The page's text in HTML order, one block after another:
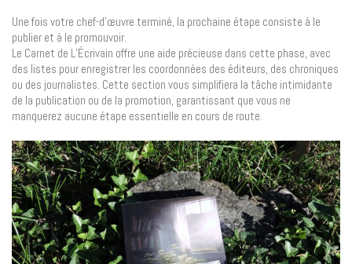
Une fois votre chef-d’œuvre terminé, la prochaine étape consiste à le
publier et à le promouvoir.
Le Carnet de L’Écrivain offre une aide précieuse dans cette phase, avec
des listes pour enregistrer les coordonnées des éditeurs, des chroniques
ou des journalistes. Cette section vous simplifiera la tâche intimidante
de la publication ou de la promotion, garantissant que vous ne
manquerez aucune étape essentielle en cours de route.